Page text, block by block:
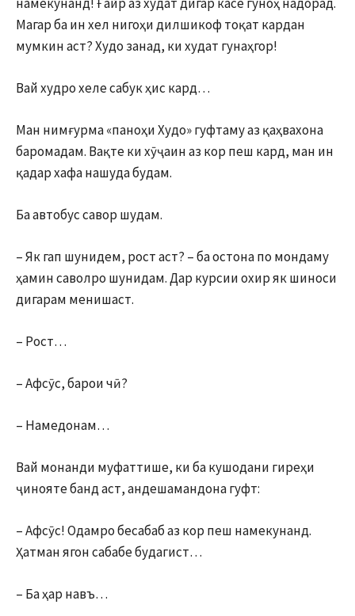
Магар ба ин хел нигоҳи дилшикоф тоқат кардан
мумкин аст? Худо занад, ки худат гунаҳгор!
Вай худро хеле сабук ҳис кард…
Ман нимғурма «паноҳи Худо» гуфтаму аз қаҳвахона
баромадам. Вақте ки хӯҷаин аз кор пеш кард, ман ин
қадар хафа нашуда будам.
Ба автобус савор шудам.
– Як гап шунидем, рост аст? – ба остона по мондаму
ҳамин саволро шунидам. Дар курсии охир як шиноси
дигарам менишаст.
– Рост…
– Афсӯс, барои чӣ?
– Намедонам…
Вай монанди муфаттише, ки ба кушодани гиреҳи
ҷинояте банд аст, андешамандона гуфт:
– Афсӯс! Одамро бесабаб аз кор пеш намекунанд.
Ҳатман ягон сабабе будагист…
– Ба ҳар навъ…